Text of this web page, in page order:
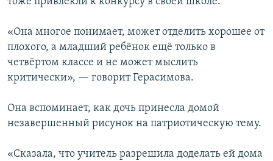
«Она многое понимает, может отделить хорошее от
плохого, а младший ребёнок ещё только в
четвёртом классе и не может мыслить
критически», — говорит Герасимова.
Она вспоминает, как дочь принесла домой
незавершенный рисунок на патриотическую тему.
«Сказала, что учитель разрешила доделать ей дома